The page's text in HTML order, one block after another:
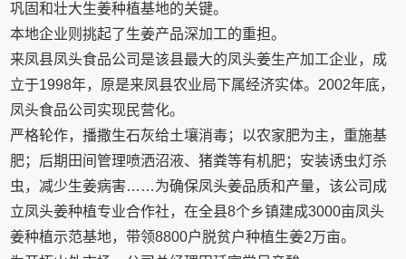
巩固和壮大生姜种植基地的关键。
本地企业则挑起了生姜产品深加工的重担。
来凤县凤头食品公司是该县最大的凤头姜生产加工企业，成
立于1998年，原是来凤县农业局下属经济实体。2002年底，
凤头食品公司实现民营化。
严格轮作，播撒生石灰给土壤消毒；以农家肥为主，重施基
肥；后期田间管理喷洒沼液、猪粪等有机肥；安装诱虫灯杀
虫，减少生姜病害……为确保凤头姜品质和产量，该公司成
立凤头姜种植专业合作社，在全县8个乡镇建成3000亩凤头
姜种植示范基地，带领8800户脱贫户种植生姜2万亩。